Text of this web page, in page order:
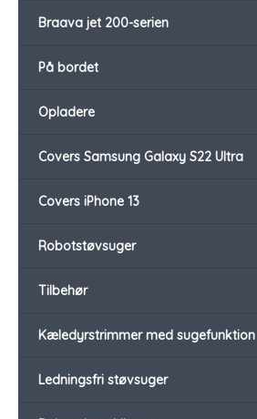
Braava jet 200-serien
På bordet
Opladere
Covers Samsung Galaxy S22 Ultra
Covers iPhone 13
Robotstøvsuger
Tilbehør
Kæledyrstrimmer med sugefunktion
Ledningsfri støvsuger